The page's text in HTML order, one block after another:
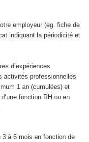
employeur (eg. fiche de
indiquant la périodicité et
d’expériences
activités professionnelles
1 an (cumulées) et
fonction RH ou en
à 6 mois en fonction de